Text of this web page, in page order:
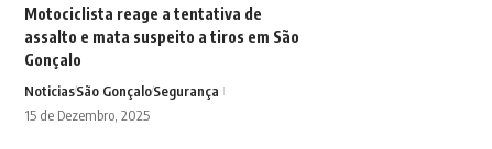
Motociclista reage a tentativa de
assalto e mata suspeito a tiros em São
Gonçalo
NoticiasSão GonçaloSegurança
15 de Dezembro, 2025